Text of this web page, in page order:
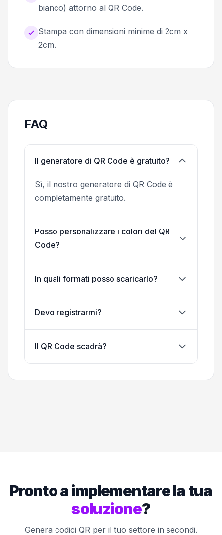
bianco) attorno al QR Code.
Stampa con dimensioni minime di 2cm x
2cm.
FAQ
Il generatore di QR Code è gratuito?
Sì, il nostro generatore di QR Code è
completamente gratuito.
Posso personalizzare i colori del QR
Code?
In quali formati posso scaricarlo?
Devo registrarmi?
Il QR Code scadrà?
Pronto a implementare la tua
soluzione?
Genera codici QR per il tuo settore in secondi.